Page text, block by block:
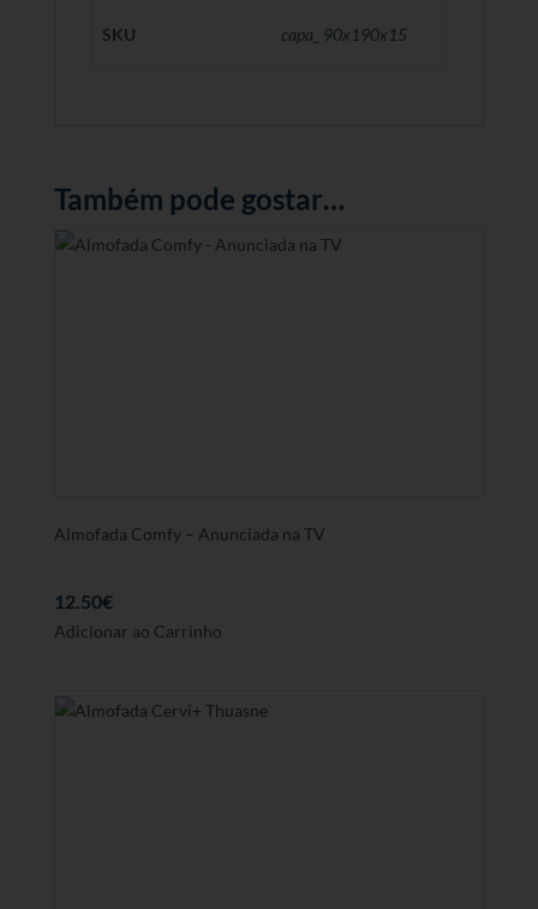
SKU capa_ 90x190x15
Também pode gostar…
Almofada Comfy – Anunciada na TV
12.50€
Adicionar ao Carrinho